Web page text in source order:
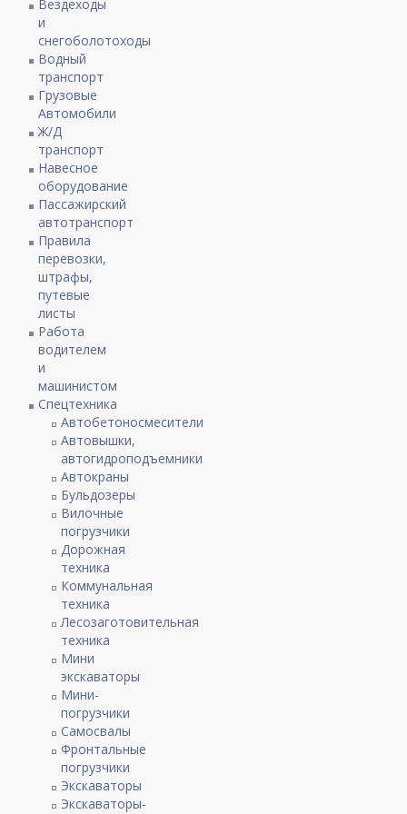
Вездеходы
и
снегоболотоходы
Водный
транспорт
Грузовые
Автомобили
Ж/Д
транспорт
Навесное
оборудование
Пассажирский
автотранспорт
Правила
перевозки,
штрафы,
путевые
листы
Работа
водителем
и
машинистом
Спецтехника
Автобетоносмесители
Автовышки,
автогидроподъемники
Автокраны
Бульдозеры
Вилочные
погрузчики
Дорожная
техника
Коммунальная
техника
Лесозаготовительная
техника
Мини
экскаваторы
Мини-
погрузчики
Самосвалы
Фронтальные
погрузчики
Экскаваторы
Экскаваторы-